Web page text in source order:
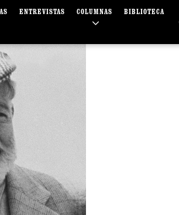
ENTREVISTAS COLUMNAS BIBLIOTECA